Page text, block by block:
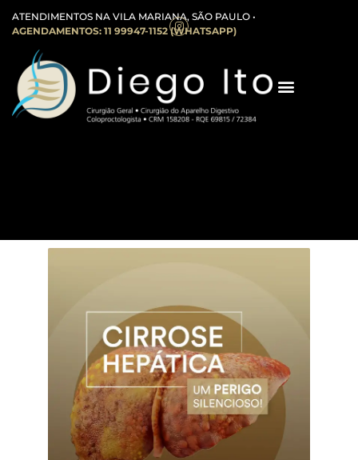
ATENDIMENTOS NA VILA MARIANA, SÃO PAULO •
AGENDAMENTOS: 11 99947-1152 (WHATSAPP)